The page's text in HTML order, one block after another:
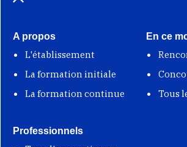
A propos
L'établissement
La formation initiale
La formation continue
En ce
Tous
Professionnels